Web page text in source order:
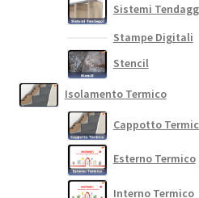
Sistemi
Stampe Digitali
Stencil
Isolamento Termico
Cappotto
Esterno Termico
Interno Termico